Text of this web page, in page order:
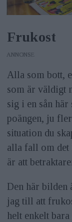
Frukost
ANNONS
Alla som bott,
som är väldigt
sig i en sån
poängen, ju
situation du
alla fall om det
är att
Den här bilden
jag till att
helt enkelt